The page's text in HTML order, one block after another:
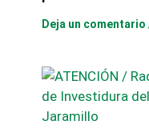
Deja un comentario